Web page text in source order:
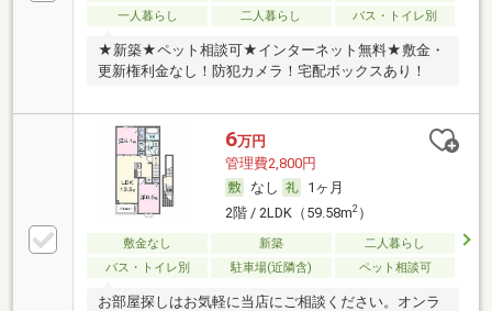
一人暮らし
二人暮らし バス・トイレ別
★新築★ペット相談可★インターネット無料★敷金・
更新権利金なし！防犯カメラ！宅配ボックスあり！
6万円
管理費2,800円
なし
1ヶ月
2階 / 2LDK（59.58m2）
敷金なし 新築
二人暮らし
バス・トイレ別
駐車場(近隣含) ペット相談可
お部屋探しはお気軽に当店にご相談ください。オンラ